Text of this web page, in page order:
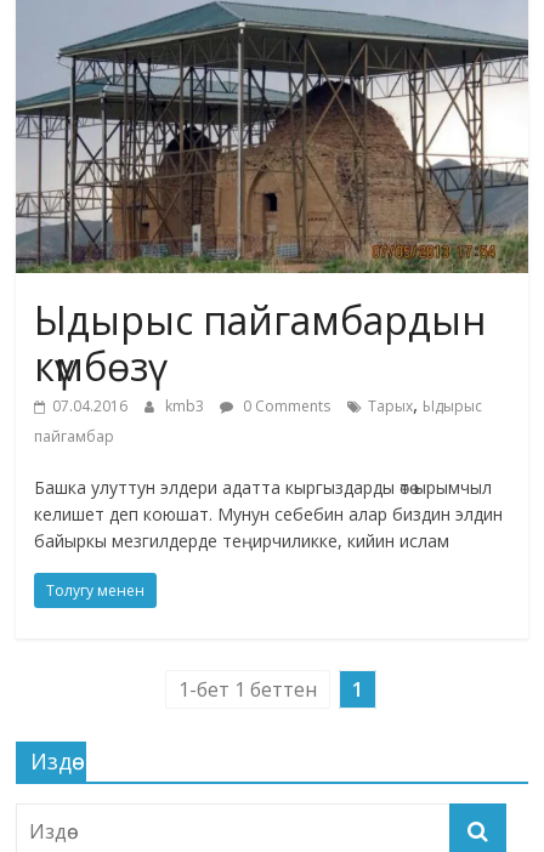
адабияты
Ыдырыс пайгамбардын
күмбөзү
07.04.2016 kmb3 0 Comments Тарых, Ыдырыс
пайгамбар
Башка улуттун элдери адатта кыргыздарды өтө ырымчыл
келишет деп коюшат. Мунун себебин алар биздин элдин
байыркы мезгилдерде теңирчиликке, кийин ислам
Толугу менен
1-бет 1 беттен 1
Издөө